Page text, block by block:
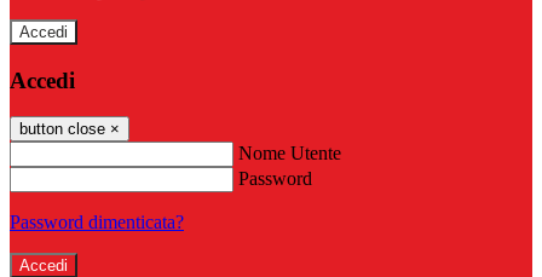
Accedi
Accedi
button close ×
Nome Utente
Password
Password dimenticata?